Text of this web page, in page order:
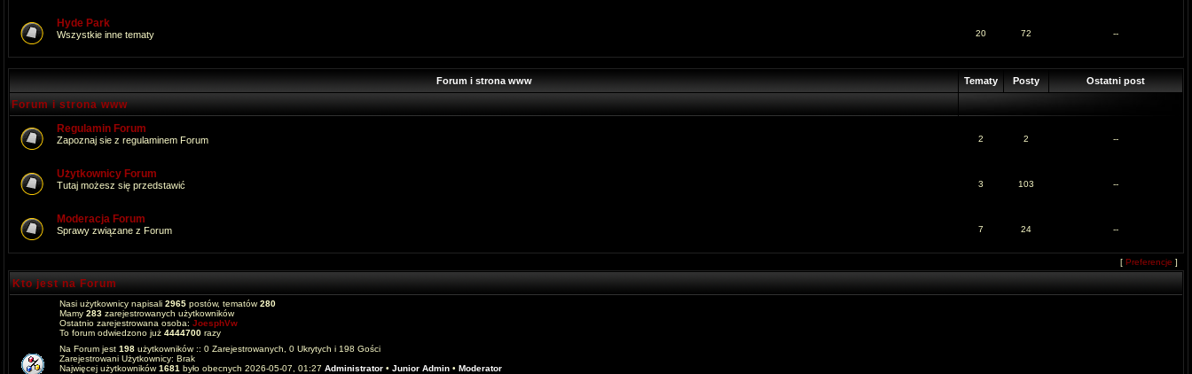
Hyde Park
Wszystkie inne tematy 20 72 --
Forum i strona www Tematy Posty Ostatni post
Forum i strona www
Regulamin Forum
Zapoznaj sie z regulaminem Forum 2 2 --
Użytkownicy Forum
Tutaj możesz się przedstawić 3 103 --
Moderacja Forum
Sprawy związane z Forum 7 24 --
[ Preferencje ]
Kto jest na Forum
Nasi użytkownicy napisali 2965 postów, tematów280
Mamy 283 zarejestrowanych użytkowników
Ostatnio zarejestrowana osoba: JoesphVw
To forum odwiedzono już 4444700 razy
Na Forum jest 198 użytkowników :: 0 Zarejestrowanych, 0 Ukrytych i 198 Gości
Zarejestrowani Użytkownicy: Brak
Najwięcej użytkowników1681 było obecnych 2026-05-07, 01:27 Administrator • Junior Admin • Moderator